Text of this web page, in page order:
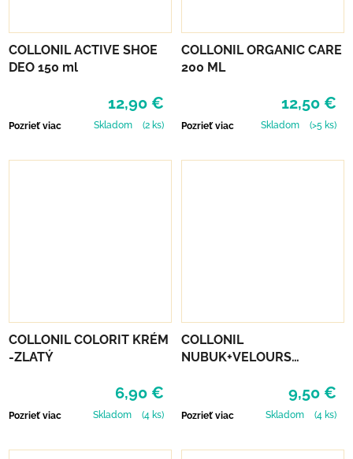
COLLONIL ACTIVE SHOE
DEO 150 ml
12,90 €
Pozrieť viac Skladom (2 ks)
COLLONIL ORGANIC CARE
200 ML
12,50 €
Pozrieť viac Skladom (>5 ks)
COLLONIL COLORIT KRÉM
-ZLATÝ
6,90 €
Pozrieť viac Skladom (4 ks)
COLLONIL
NUBUK+VELOURS
9,50 €
Pozrieť viac Skladom (4 ks)